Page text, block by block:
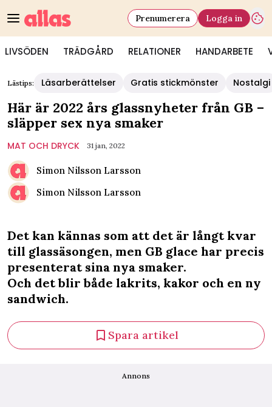
LIVSÖDEN TRÄDGÅRD RELATIONER HANDARBETE
Prenumerera Logga in
Lästips: Läsarberättelser Gratis stickmönster Nostalgi
Här är 2022 års glassnyheter från GB –
släpper sex nya smaker
MAT OCH DRYCK 31 jan, 2022
Simon Nilsson Larsson
Simon Nilsson Larsson
Det kan kännas som att det är långt kvar
till glassäsongen, men GB glace har precis
presenterat sina nya smaker.
Och det blir både lakrits, kakor och en ny
sandwich.
Spara artikel
Annons